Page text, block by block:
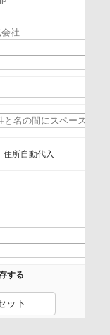
ルアドレス
業/団体
する覚書の締結
ついて
住所自動代入
する
ット